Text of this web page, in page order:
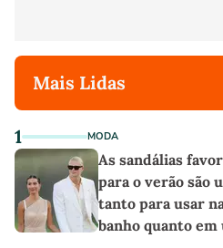
Mais Lidas
1 MODA
As sandálias
para o verão são
tanto para usar
banho quanto